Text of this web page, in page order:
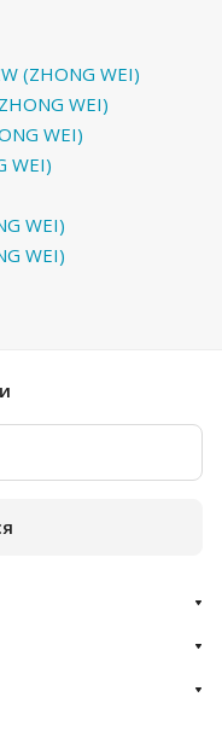
(ZHONG WEI)
WEI)
WEI)
WEI)
WEI)
WEI)